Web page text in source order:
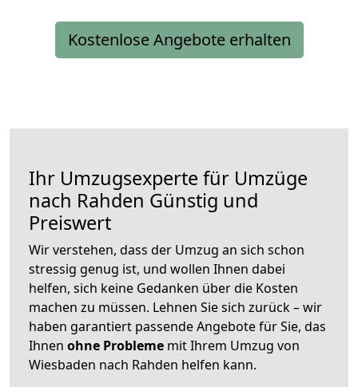
Kostenlose Angebote erhalten
Ihr Umzugsexperte für Umzüge
nach Rahden Günstig und
Preiswert
Wir verstehen, dass der Umzug an sich schon
stressig genug ist, und wollen Ihnen dabei
helfen, sich keine Gedanken über die Kosten
machen zu müssen. Lehnen Sie sich zurück – wir
haben garantiert passende Angebote für Sie, das
Ihnen ohne Probleme mit Ihrem Umzug von
Wiesbaden nach Rahden helfen kann.